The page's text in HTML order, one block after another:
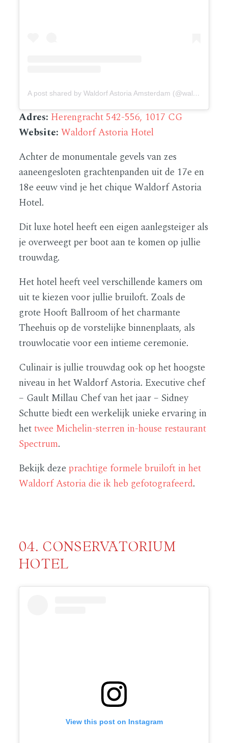
A post shared by Waldorf Astoria Amsterdam (@waldorfamsterdam)
Adres: Herengracht 542-556, 1017 CG
Website:Waldorf Astoria Hotel
Achter de monumentale gevels van zes
aaneengesloten grachtenpanden uit de 17e en
18e eeuw vind je het chique Waldorf Astoria
Hotel.
Dit luxe hotel heeft een eigen aanlegsteiger als
je overweegt per boot aan te komen op jullie
trouwdag.
Het hotel heeft veel verschillende kamers om
uit te kiezen voor jullie bruiloft. Zoals de
grote Hooft Ballroom of het charmante
Theehuis op de vorstelijke binnenplaats, als
trouwlocatie voor een intieme ceremonie.
Culinair is jullie trouwdag ook op het hoogste
niveau in het Waldorf Astoria. Executive chef
– Gault Millau Chef van het jaar – Sidney
Schutte biedt een werkelijk unieke ervaring in
hettwee Michelin-sterren in-house restaurant
Spectrum.
Bekijk dezeprachtige formele bruiloft in het
Waldorf Astoria die ik heb gefotografeerd.
04. CONSERVATORIUM
HOTEL
View this post on Instagram